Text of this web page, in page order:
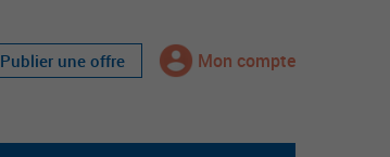
Publier une offre Mon compte